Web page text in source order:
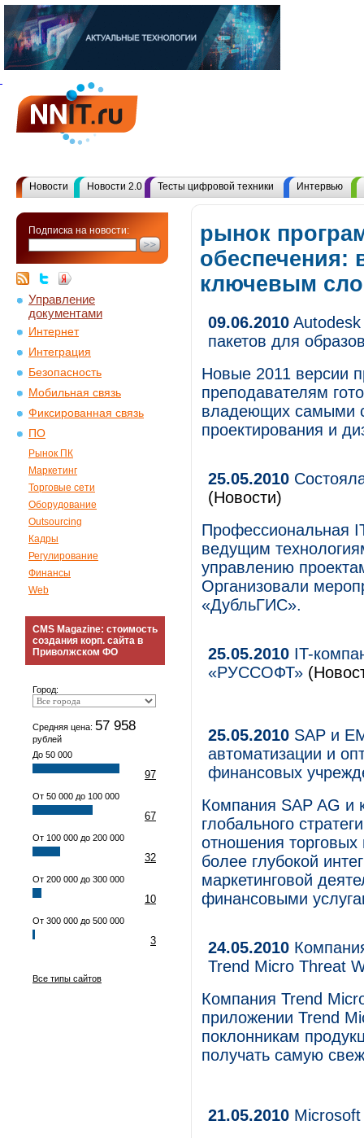
Новости Новости 2.0 Тесты цифровой техники Интервью
Подписка на новости:
Управление
документами
Интернет
Интеграция
Безопасность
Мобильная связь
Фиксированная связь
ПО
Рынок ПК
Маркетинг
Торговые сети
Оборудование
Outsourcing
Кадры
Регулирование
Финансы
Web
CMS Magazine: стоимость
создания корп. сайта в
Приволжском ФО
Город:
Средняя цена: 57 958
рублей
До 50 000
97
От 50 000 до 100 000
67
От 100 000 до 200 000
32
От 200 000 до 300 000
10
От 300 000 до 500 000
3
Все типы сайтов
рынок
обеспечения:
ключевым
09.06.2010
пакетов для
Новые 2011 версии
преподавателям
владеющих самыми
проектирования и
25.05.2010
(Новости)
Профессиональная
ведущим
управлению
Организовали
«ДубльГИС».
25.05.2010 IT-
«РУССОФТ»
25.05.2010 SAP и
автоматизации и
финансовых
Компания SAP AG и
глобального
отношения
более глубокой
маркетинговой
финансовыми
24.05.2010
Trend Micro Threat
Компания Trend
приложении Trend
поклонникам
получать самую
21.05.2010 Microsoft